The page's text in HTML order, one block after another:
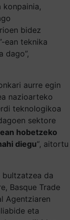
konpainia,
bidez
ean teknika
dago”,
aurre egin
nazioarteko
teknologikoa
sektore
hobetzeko
diegu“, aitortu
bultzatzea da
Basque Trade
Agentziaren
eta